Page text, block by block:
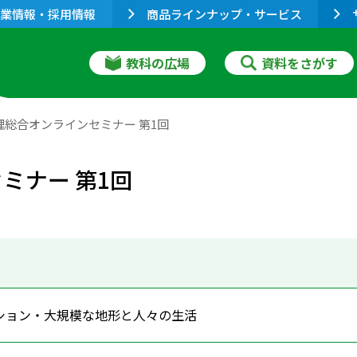
情報・採用情報 商品ラインナップ・サービス
教科の広場 資料をさがす
総合オンラインセミナー 第1回
ナー 第1回
ョン・大規模な地形と人々の生活